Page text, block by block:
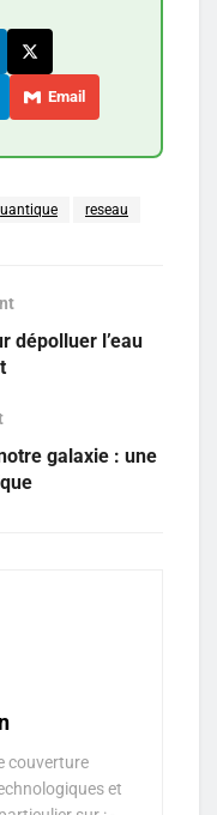
Email
reseau
dépolluer l’eau
galaxie : une
couverture
et